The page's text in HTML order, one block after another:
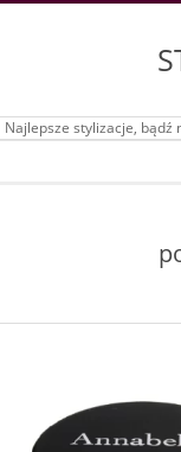
Najlepsze stylizacje, bądź